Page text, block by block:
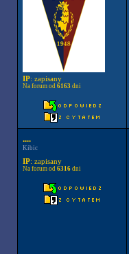
IP: zapisany
Na forum od 6163 dni
....
Kibic
IP: zapisany
Na forum od 6316dni